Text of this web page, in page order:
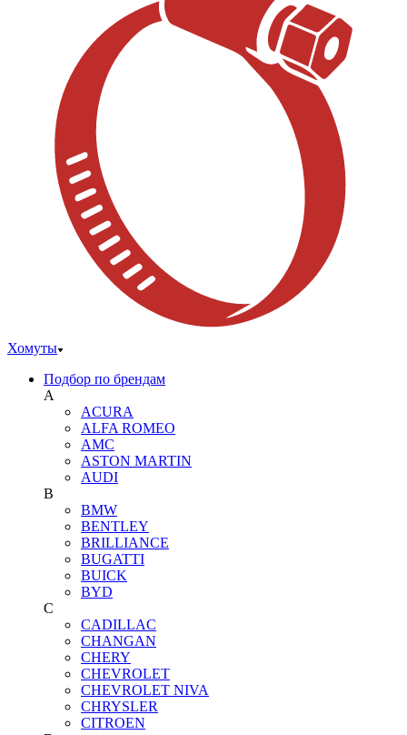
Хомуты
Подбор по брендам
A
ACURA
ALFA ROMEO
AMC
ASTON MARTIN
AUDI
B
BMW
BENTLEY
BRILLIANCE
BUGATTI
BUICK
BYD
C
CADILLAC
CHANGAN
CHERY
CHEVROLET
CHEVROLET NIVA
CHRYSLER
CITROEN